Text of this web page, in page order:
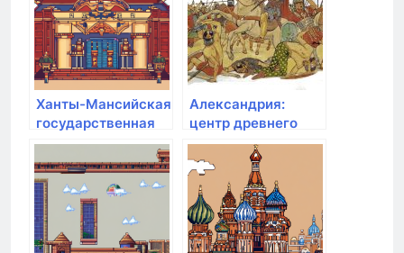
Ханты-Мансийская
государственная
медицинская
академия
Александрия:
центр древнего
мирового знания